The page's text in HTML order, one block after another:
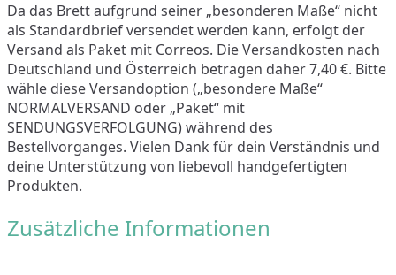
Da das Brett aufgrund seiner „besonderen Maße“ nicht
als Standardbrief versendet werden kann, erfolgt der
Versand als Paket mit Correos. Die Versandkosten nach
Deutschland und Österreich betragen daher 7,40 €. Bitte
wähle diese Versandoption („besondere Maße“
NORMALVERSAND oder „Paket“ mit
SENDUNGSVERFOLGUNG) während des
Bestellvorganges. Vielen Dank für dein Verständnis und
deine Unterstützung von liebevoll handgefertigten
Produkten.
Zusätzliche Informationen